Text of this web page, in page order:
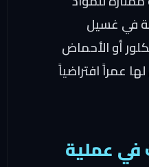
في غسيل
أو الأحماض
عمراً افتراضياً
في عملية